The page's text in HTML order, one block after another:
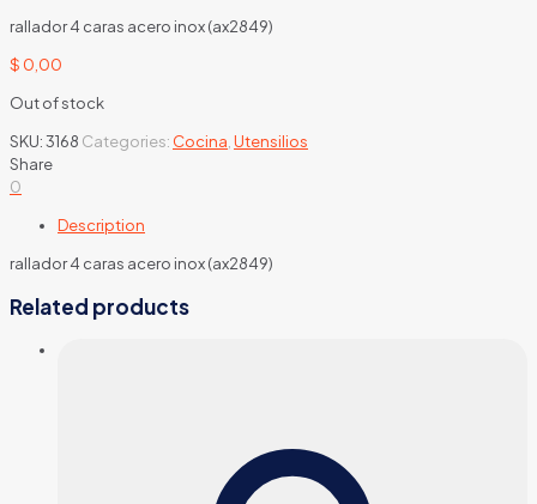
rallador 4 caras acero inox (ax2849)
$ 0,00
Out of stock
SKU:3168 Categories: Cocina Utensilios
Share
0
Description
rallador 4 caras acero inox (ax2849)
Related products